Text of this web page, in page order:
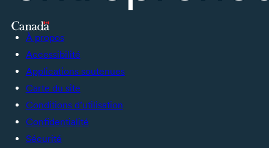
À propos
Accessibilité
Applications soutenues
Carte du site
Conditions d’utilisation
Confidentialité
Sécurité